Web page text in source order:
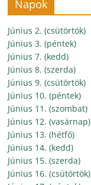
Napok
Június 2. (csütörtök)
Június 3. (péntek)
Június 7. (kedd)
Június 8. (szerda)
Június 9. (csütörtök)
Június 10. (péntek)
Június 11. (szombat)
Június 12. (vasárnap)
Június 13. (hétfő)
Június 14. (kedd)
Június 15. (szerda)
Június 16. (csütörtök)